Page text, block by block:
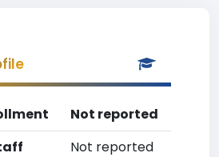
Not reported
Not reported